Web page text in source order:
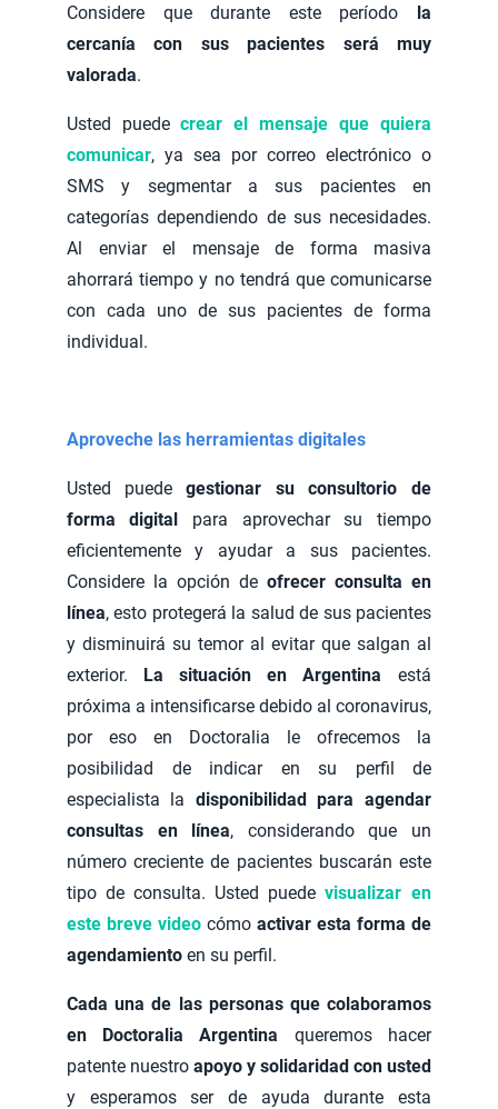
Considere que durante este período la
cercanía con sus pacientes será muy
valorada.
Usted puede crear el mensaje que quiera
comunicar, ya sea por correo electrónico o
SMS y segmentar a sus pacientes en
categorías dependiendo de sus necesidades.
Al enviar el mensaje de forma masiva
ahorrará tiempo y no tendrá que comunicarse
con cada uno de sus pacientes de forma
individual.
Aproveche las herramientas digitales
Usted puede gestionar su consultorio de
forma digital para aprovechar su tiempo
eficientemente y ayudar a sus pacientes.
Considere la opción de ofrecer consulta en
línea, esto protegerá la salud de sus pacientes
y disminuirá su temor al evitar que salgan al
exterior. La situación en Argentina está
próxima a intensificarse debido al coronavirus,
por eso en Doctoralia le ofrecemos la
posibilidad de indicar en su perfil de
especialista la disponibilidad para agendar
consultas en línea, considerando que un
número creciente de pacientes buscarán este
tipo de consulta. Usted puede visualizar en
este breve video cómo activar esta forma de
agendamiento en su perfil.
Cada una de las personas que colaboramos
en Doctoralia Argentina queremos hacer
patente nuestro apoyo y solidaridad con usted
y esperamos ser de ayuda durante esta